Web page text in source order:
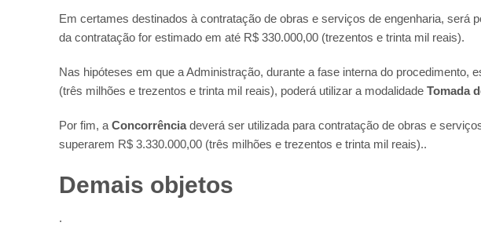
Em certames destinados à contratação de obras e serviços de engenharia, será
da contratação for estimado em até R$ 330.000,00 (trezentos e trinta mil reais).
Nas hipóteses em que a Administração, durante a fase interna do procedimento,
(três milhões e trezentos e trinta mil reais), poderá utilizar a modalidade Tomada
Por fim, a Concorrênciadeverá ser utilizada para contratação de obras e
superarem R$ 3.330.000,00 (três milhões e trezentos e trinta mil reais)..
Demais objetos
.